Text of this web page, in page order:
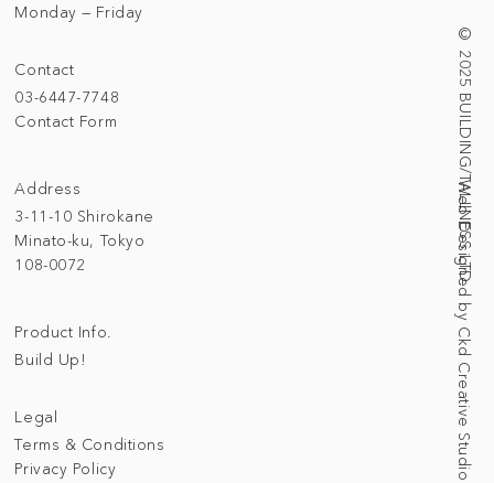
Address
3-11-10 Shirokane
Minato-ku, Tokyo
108-0072
© 2025 BUILDING/TALLNESS LTD.
Web Designed by Ckd Creative Studio
Contact
03-6447-7748
Contact Form
Monday — Friday
Legal
Terms & Conditions
Privacy Policy
Product Info.
Build Up!